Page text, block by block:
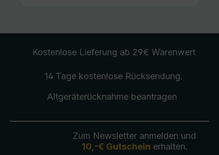
Kostenlose Lieferung ab 29€ Warenwert
14 Tage kostenlose Rücksendung.
Altgeräterücknahmebeantragen
Zum Newsletter anmelden und
10,-€ Gutschein erhalten.